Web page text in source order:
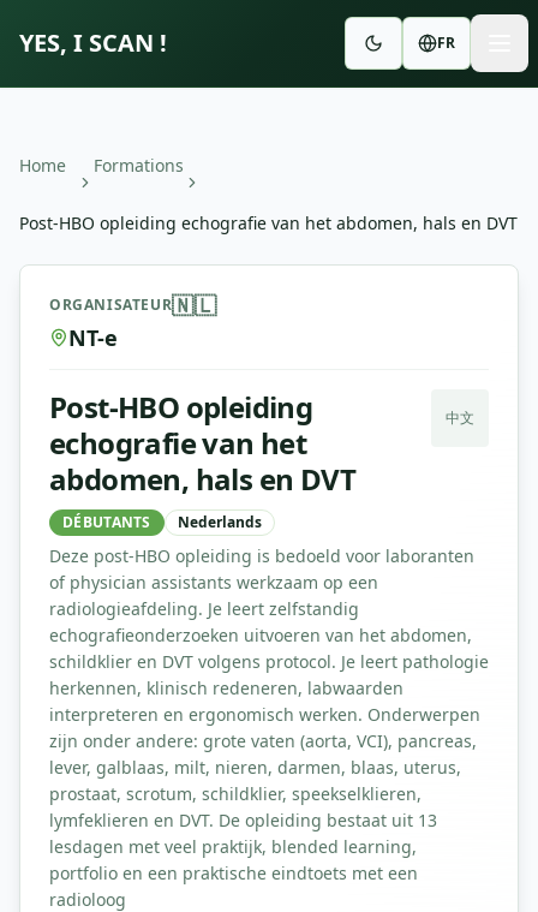
YES, I SCAN ! FR
Home Formations
Post-HBO opleiding echografie van het abdomen, hals en DVT
Post-HBO opleiding echografie van het abdomen, hals
ORGANISATEUR🇳🇱
NT-e
Post-HBO opleiding
echografie van het
abdomen, hals en DVT
中文
DÉBUTANTS Nederlands
Deze post-HBO opleiding is bedoeld voor laboranten
of physician assistants werkzaam op een
radiologieafdeling. Je leert zelfstandig
echografieonderzoeken uitvoeren van het abdomen,
schildklier en DVT volgens protocol. Je leert pathologie
herkennen, klinisch redeneren, labwaarden
interpreteren en ergonomisch werken. Onderwerpen
zijn onder andere: grote vaten (aorta, VCI), pancreas,
lever, galblaas, milt, nieren, darmen, blaas, uterus,
prostaat, scrotum, schildklier, speekselklieren,
lymfeklieren en DVT. De opleiding bestaat uit 13
lesdagen met veel praktijk, blended learning,
portfolio en een praktische eindtoets met een
radioloog